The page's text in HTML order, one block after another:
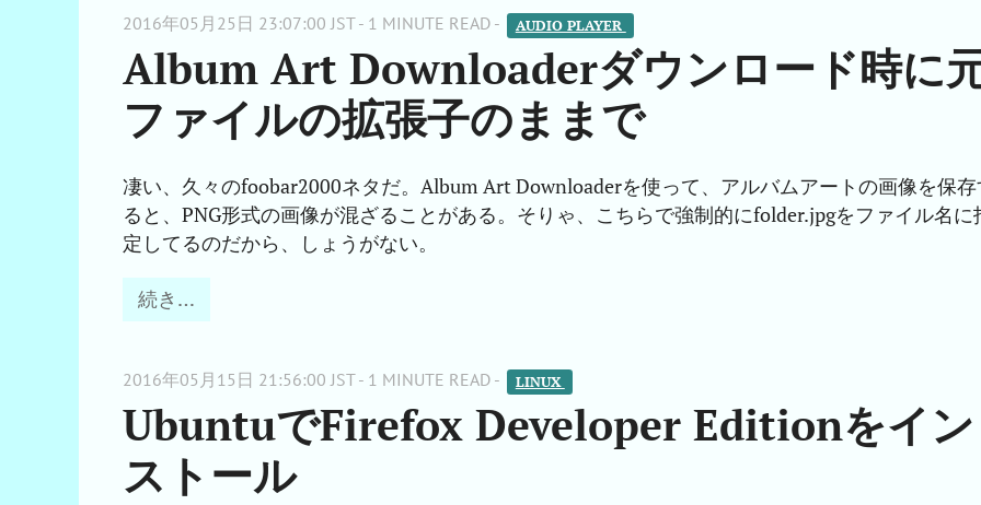
2016年05月25日 23:07:00 JST - 1 MINUTE READ - AUDIO PLAYER
Album Art Downloaderダウンロード時に
ファイルの拡張子のままで
凄い、久々のfoobar2000ネタだ。Album Art Downloaderを使って、アルバムアートの画像を保存
ると、PNG形式の画像が混ざることがある。そりゃ、こちらで強制的にfolder.jpgをファイル名に
定してるのだから、しょうがない。
続き…
2016年05月15日 21:56:00 JST - 1 MINUTE READ - LINUX
UbuntuでFirefox Developer Editionをイン
ストール